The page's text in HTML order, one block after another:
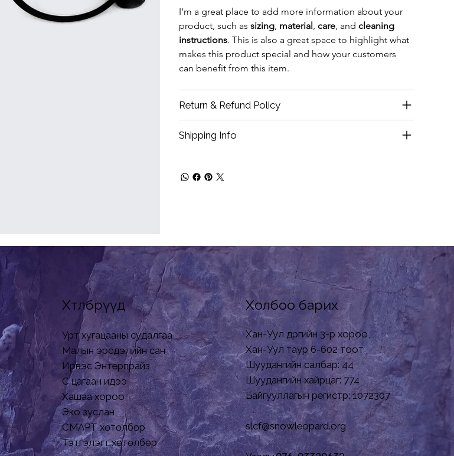
I'm a great place to add more information about your
product, such as sizing, material, care, and cleaning
instructions. This is also a great space to highlight what
makes this product special and how your customers
can benefit from this item.
Return & Refund Policy
Shipping Info
Хөтөлбөрүүд
Урт хугацааны судалгаа
Малын эрсдэлийн сан
Ирвэс Энтерпрайз
Сүү цагаан идээ
Хашаа хороо
Эко зуслан
СМАРТ хөтөлбөр
Тэтгэлэгт хөтөлбөр
Холбоо барих
Хан-Уул дүүргийн 3-р хороо,
Хан-Уул таур 6-602 тоот
Шуудангийн салбар: 44
Шуудангийн хайрцаг: 774
Байгууллагын регистр: 1072307
slcf@snowleopard.org